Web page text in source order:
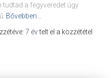
a fegyveredet úgy
Bővebben…
7 évtelt el a közzététel